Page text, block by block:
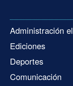
Administración
Ediciones
Deportes
Comunicación